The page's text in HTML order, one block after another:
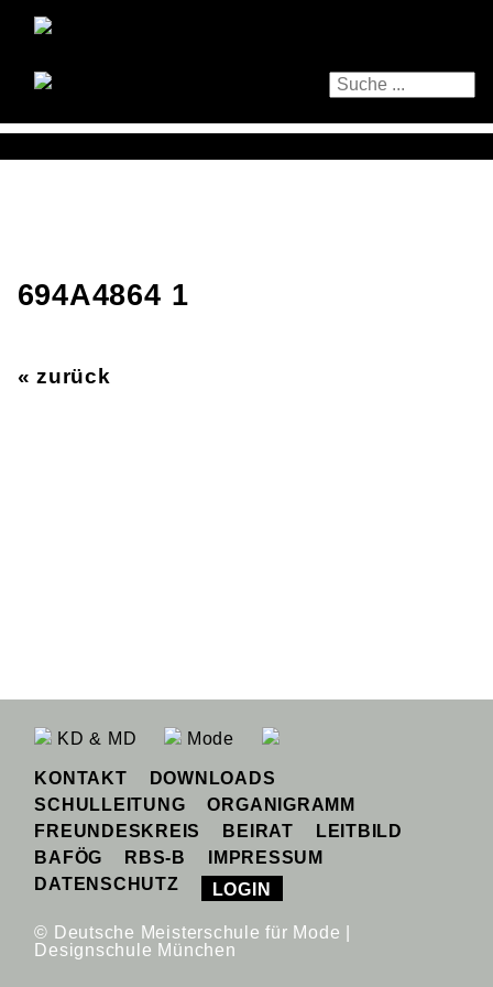
694A4864 1
« zurück
KD & MD Mode
KONTAKT
DOWNLOADS
SCHULLEITUNG
ORGANIGRAMM
FREUNDESKREIS
BEIRAT
LEITBILD
BAFÖG
RBS-B
IMPRESSUM
DATENSCHUTZ
LOGIN
© Deutsche Meisterschule für Mode |
Designschule München